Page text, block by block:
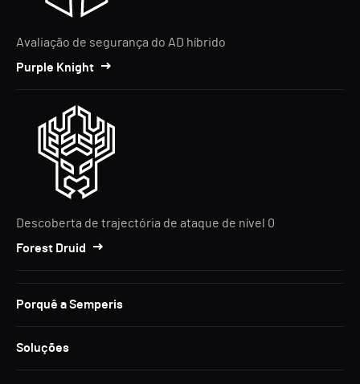
Avaliação de segurança do AD híbrido
Purple Knight
Descoberta de trajectória de ataque de nível 0
Forest Druid
Porquê a Semperis
Soluções